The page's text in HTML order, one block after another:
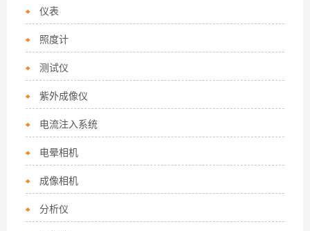
仪表
照度计
测试仪
紫外成像仪
电流注入系统
电晕相机
成像相机
分析仪